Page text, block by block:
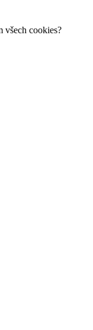
všech cookies?